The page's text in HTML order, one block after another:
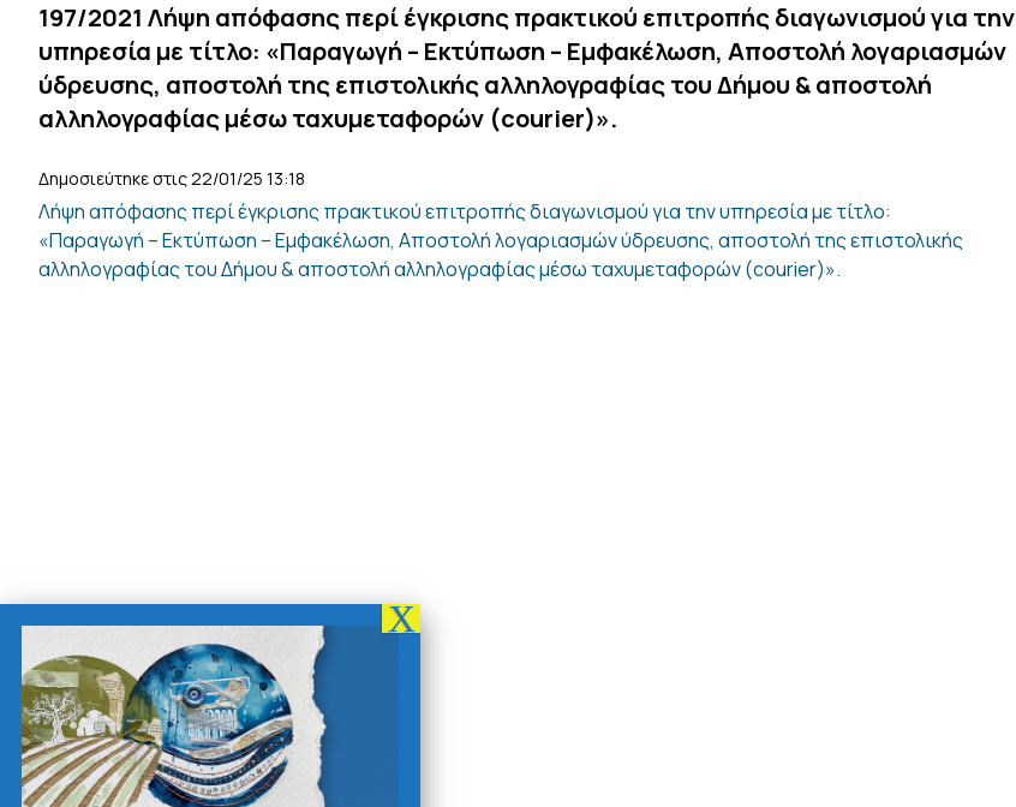
197/2021 Λήψη απόφασης περί έγκρισης πρακτικού επιτροπής διαγωνισμού για την
υπηρεσία με τίτλο: «Παραγωγή – Εκτύπωση – Εμφακέλωση, Αποστολή λογαριασμών
ύδρευσης, αποστολή της επιστολικής αλληλογραφίας του Δήμου & αποστολή
αλληλογραφίας μέσω ταχυμεταφορών (courier)».
Δημοσιεύτηκε στις 22/01/25 13:18
Λήψη απόφασης περί έγκρισης πρακτικού επιτροπής διαγωνισμού για την υπηρεσία με τίτλο:
«Παραγωγή – Εκτύπωση – Εμφακέλωση, Αποστολή λογαριασμών ύδρευσης, αποστολή της επιστολικής
αλληλογραφίας του Δήμου & αποστολή αλληλογραφίας μέσω ταχυμεταφορών (courier)».